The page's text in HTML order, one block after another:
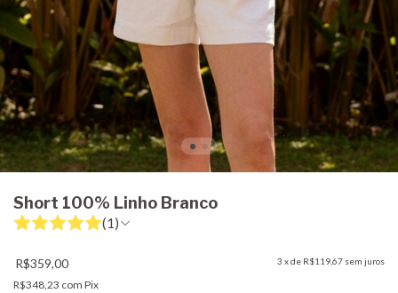
Short 100% Linho Branco
(1)
R$359,00 3 x de R$119,67 sem juros
R$348,23 com Pix